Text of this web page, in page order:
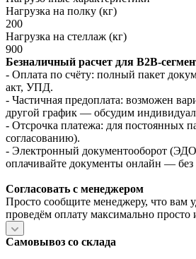
Нагрузка на полку (кг)
200
Нагрузка на стеллаж (кг)
900
Безналичный расчет для
- Оплата по счёту: полный пакет
акт, УПД.
- Частичная предоплата: возможен
другой график — обсудим
- Отсрочка платежа: для постоянных
согласованию).
- Электронный документооборот
оплачивайте документы онлайн —
Согласовать с менеджером
Просто сообщите менеджеру, что
проведём оплату максимально просто
Самовывоз со склада